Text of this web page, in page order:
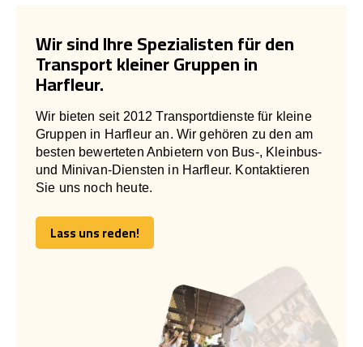
Wir sind Ihre Spezialisten für den
Transport kleiner Gruppen in
Harfleur.
Wir bieten seit 2012 Transportdienste für kleine
Gruppen in Harfleur an. Wir gehören zu den am
besten bewerteten Anbietern von Bus-, Kleinbus-
und Minivan-Diensten in Harfleur. Kontaktieren
Sie uns noch heute.
Lass uns reden!
Lass uns reden!